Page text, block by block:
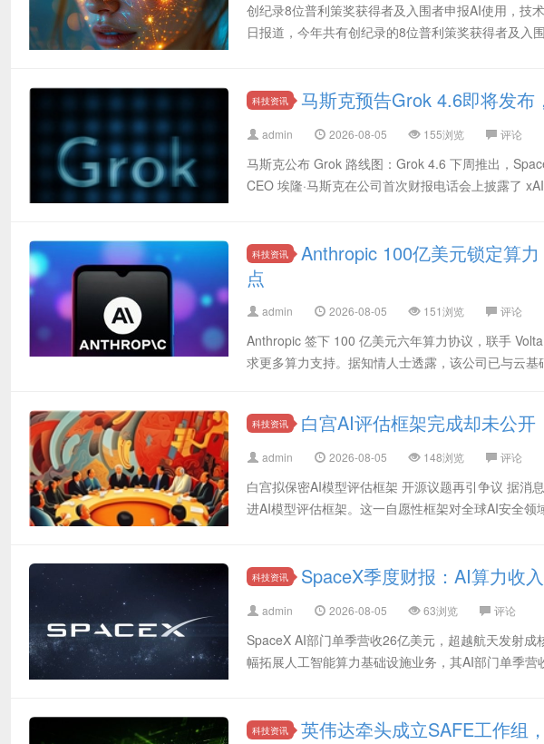
创纪录8位普利策奖获得者及入围者申报AI使用，技
日报道，今年共有创纪录的8位普利策奖获得者及入
科技资讯 马斯克预告Grok 4.6即将发
admin 2026-08-05 155浏览 评论
马斯克公布 Grok 路线图：Grok 4.6 下周推出，
CEO 埃隆·马斯克在公司首次财报电话会上披露了
科技资讯
Anthropic 100亿美元锁定算
点
admin 2026-08-05 151浏览 评论
Anthropic 签下 100 亿美元六年算力协议，联手
求更多算力支持。据知情人士透露，该公司已与云
科技资讯 白宫AI评估框架完成却未公
admin 2026-08-05 148浏览 评论
白宫拟保密AI模型评估框架 开源议题再引争议 据消
进AI模型评估框架。这一自愿性框架对全球AI安全领
科技资讯 SpaceX季度财报：AI算力收
admin 2026-08-05 63浏览 评论
SpaceX AI部门单季营收26亿美元，超越航天发射
幅拓展人工智能算力基础设施业务，其AI部门单季
科技资讯 英伟达牵头成立SAFE工作组